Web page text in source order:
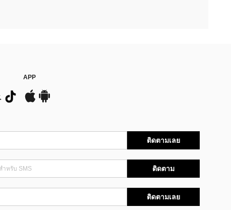
APP
ติดตามเลย
ติดตาม
ติดตามเลย